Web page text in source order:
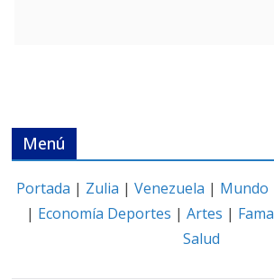
Menú
Portada | Zulia | Venezuela | Mundo
| Economía Deportes |Artes | Fama
Salud